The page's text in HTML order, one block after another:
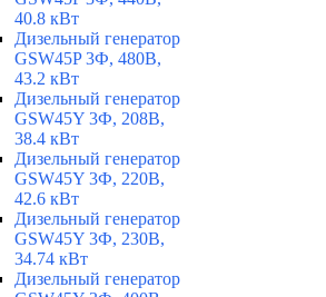
40.8 кВт
Дизельный генератор
GSW45P 3Ф, 480В,
43.2 кВт
Дизельный генератор
GSW45Y 3Ф, 208В,
38.4 кВт
Дизельный генератор
GSW45Y 3Ф, 220В,
42.6 кВт
Дизельный генератор
GSW45Y 3Ф, 230В,
34.74 кВт
Дизельный генератор